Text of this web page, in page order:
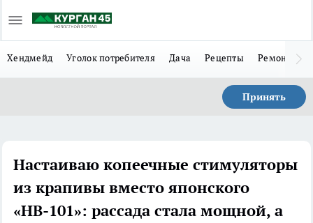
Хендмейд Уголок потребителя Дача Рецепты Ремонт
Принять
Настаиваю копеечные стимуляторы
из крапивы вместо японского
«НВ-101»: рассада стала мощной, а